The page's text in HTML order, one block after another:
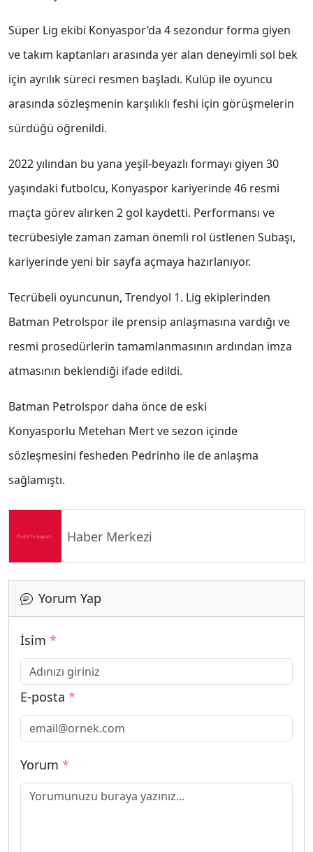
Süper Lig ekibi Konyaspor’da 4 sezondur forma giyen
ve takım kaptanları arasında yer alan deneyimli sol bek
için ayrılık süreci resmen başladı. Kulüp ile oyuncu
arasında sözleşmenin karşılıklı feshi için görüşmelerin
sürdüğü öğrenildi.
2022 yılından bu yana yeşil-beyazlı formayı giyen 30
yaşındaki futbolcu, Konyaspor kariyerinde 46 resmi
maçta görev alırken 2 gol kaydetti. Performansı ve
tecrübesiyle zaman zaman önemli rol üstlenen Subaşı,
kariyerinde yeni bir sayfa açmaya hazırlanıyor.
Tecrübeli oyuncunun, Trendyol 1. Lig ekiplerinden
Batman Petrolspor ile prensip anlaşmasına vardığı ve
resmi prosedürlerin tamamlanmasının ardından imza
atmasının beklendiği ifade edildi.
Batman Petrolspor daha önce de eski
Konyasporlu Metehan Mertve sezon içinde
sözleşmesini fesheden Pedrinho ile de anlaşma
sağlamıştı.
Haber Merkezi
Yorum Yap
İsim *
E-posta *
Yorum *